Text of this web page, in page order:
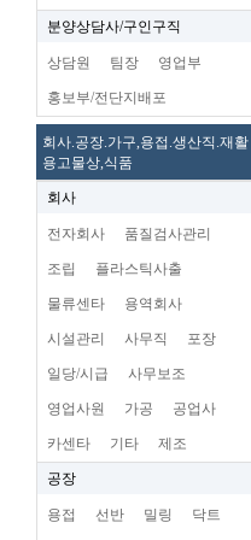
분양상담사/구인구직
상담원 팀장 영업부
홍보부/전단지배포
회사.공장.가구,용접.생산직.재활
용고물상,식품
회사
전자회사 품질검사관리
조립 플라스틱사출
물류센타 용역회사
시설관리 사무직 포장
일당/시급 사무보조
영업사원 가공 공업사
카센타 기타 제조
공장
용접 선반 밀링 닥트